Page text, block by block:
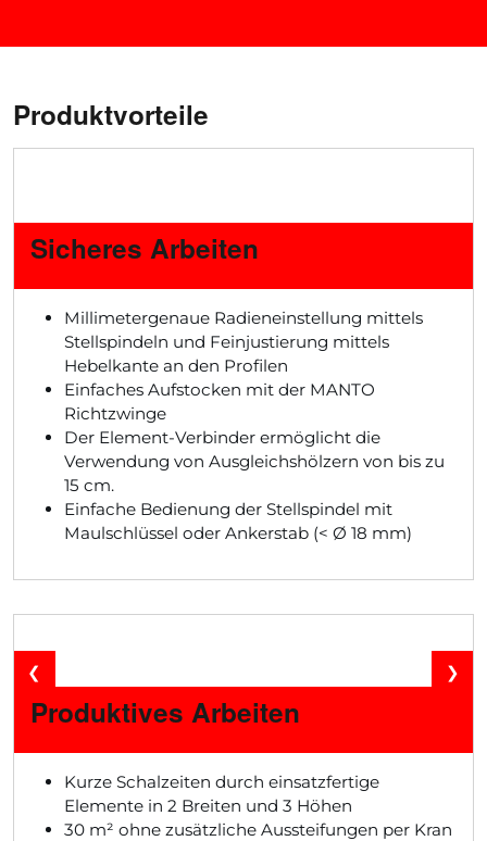
Produktvorteile
Sicheres Arbeiten
Millimetergenaue Radieneinstellung mittels
Stellspindeln und Feinjustierung mittels
Hebelkante an den Profilen
Einfaches Aufstocken mit der MANTO
Richtzwinge
Der Element-Verbinder ermöglicht die
Verwendung von Ausgleichshölzern von bis zu
15 cm.
Einfache Bedienung der Stellspindel mit
Maulschlüssel oder Ankerstab (< Ø 18 mm)
❮ ❯
Produktives Arbeiten
Kurze Schalzeiten durch einsatzfertige
Elemente in 2 Breiten und 3 Höhen
30 m² ohne zusätzliche Aussteifungen per Kran